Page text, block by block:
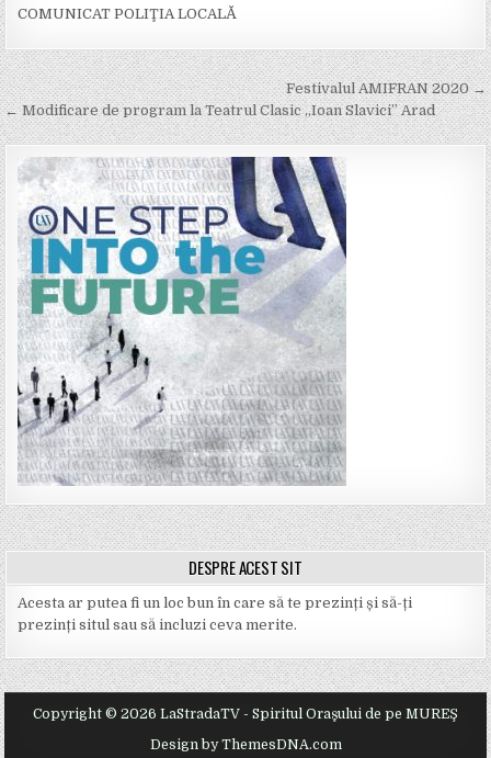
COMUNICAT POLIŢIA LOCALĂ
Post
navigation
Festivalul AMIFRAN 2020 →
← Modificare de program la Teatrul Clasic ,,Ioan Slavici” Arad
DESPRE ACEST SIT
Acesta ar putea fi un loc bun în care să te prezinți și să-ți
prezinți situl sau să incluzi ceva merite.
Copyright © 2026 LaStradaTV - Spiritul Oraşului de pe MUREŞ
Design by ThemesDNA.com